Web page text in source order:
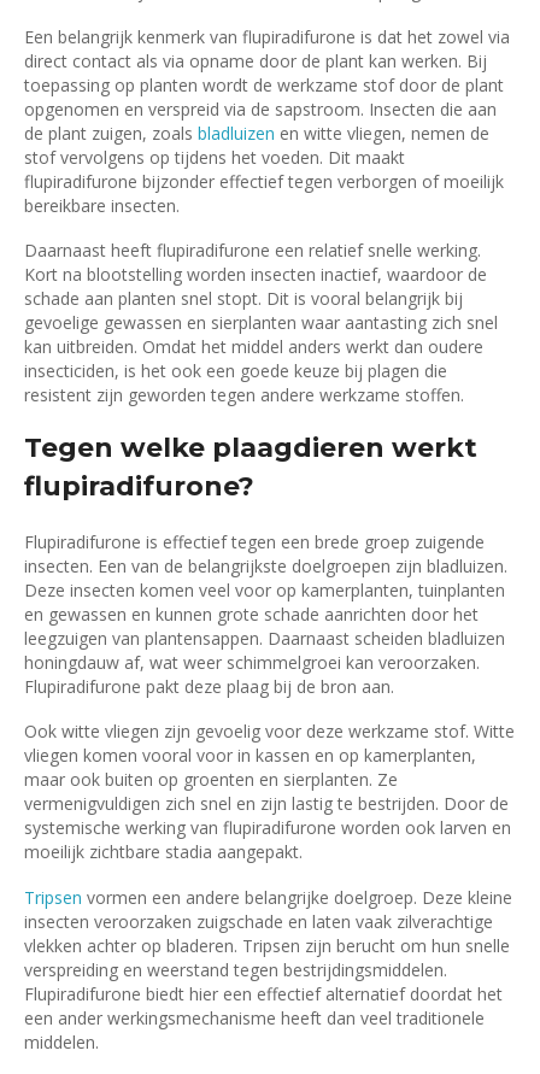
Een belangrijk kenmerk van flupiradifurone is dat het zowel via
direct contact als via opname door de plant kan werken. Bij
toepassing op planten wordt de werkzame stof door de plant
opgenomen en verspreid via de sapstroom. Insecten die aan
de plant zuigen, zoals bladluizen en witte vliegen, nemen de
stof vervolgens op tijdens het voeden. Dit maakt
flupiradifurone bijzonder effectief tegen verborgen of moeilijk
bereikbare insecten.
Daarnaast heeft flupiradifurone een relatief snelle werking.
Kort na blootstelling worden insecten inactief, waardoor de
schade aan planten snel stopt. Dit is vooral belangrijk bij
gevoelige gewassen en sierplanten waar aantasting zich snel
kan uitbreiden. Omdat het middel anders werkt dan oudere
insecticiden, is het ook een goede keuze bij plagen die
resistent zijn geworden tegen andere werkzame stoffen.
Tegen welke plaagdieren werkt
flupiradifurone?
Flupiradifurone is effectief tegen een brede groep zuigende
insecten. Een van de belangrijkste doelgroepen zijn bladluizen.
Deze insecten komen veel voor op kamerplanten, tuinplanten
en gewassen en kunnen grote schade aanrichten door het
leegzuigen van plantensappen. Daarnaast scheiden bladluizen
honingdauw af, wat weer schimmelgroei kan veroorzaken.
Flupiradifurone pakt deze plaag bij de bron aan.
Ook witte vliegen zijn gevoelig voor deze werkzame stof. Witte
vliegen komen vooral voor in kassen en op kamerplanten,
maar ook buiten op groenten en sierplanten. Ze
vermenigvuldigen zich snel en zijn lastig te bestrijden. Door de
systemische werking van flupiradifurone worden ook larven en
moeilijk zichtbare stadia aangepakt.
Tripsen vormen een andere belangrijke doelgroep. Deze kleine
insecten veroorzaken zuigschade en laten vaak zilverachtige
vlekken achter op bladeren. Tripsen zijn berucht om hun snelle
verspreiding en weerstand tegen bestrijdingsmiddelen.
Flupiradifurone biedt hier een effectief alternatief doordat het
een ander werkingsmechanisme heeft dan veel traditionele
middelen.